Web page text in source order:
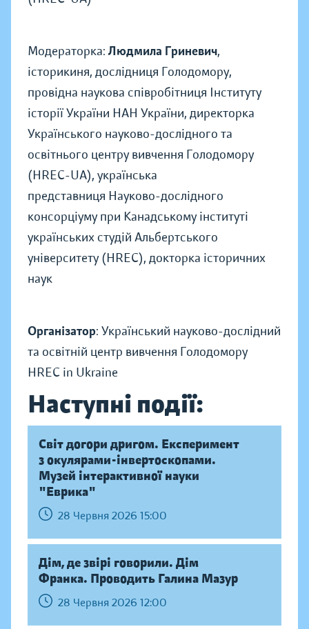
Модераторка: Людмила Гриневич,
історикиня, дослідниця Голодомору,
провідна наукова співробітниця Інституту
історії України НАН України, директорка
Українського науково-дослідного та
освітнього центру вивчення Голодомору
(HREC-UA), українська
представниця Науково-дослідного
консорціуму при Канадському інституті
українських студій Альбертського
університету (HREC), докторка історичних
наук
Організатор: Український науково-дослідний
та освітній центр вивчення Голодомору
HREC in Ukraine
Наступні події:
Світ догори дригом. Експеримент
з окулярами-інвертоскопами.
Музей інтерактивної науки
"Еврика"
28 Червня 2026 15:00
Дім, де звірі говорили. Дім
Франка. Проводить Галина Мазур
28 Червня 2026 12:00